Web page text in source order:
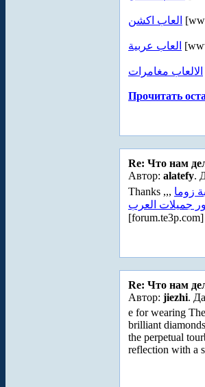
العاب اكشن
العاب عربية
الالعاب مغامرات
Прочитать
Re: Что нам
Автор: alatefy.
Thanks ,,, زوما
جميلات العرب
[forum.te3p.com]
Re: Что нам
Автор: jiezhi.
e for wearing
brilliant
the perpetual
reflection with a